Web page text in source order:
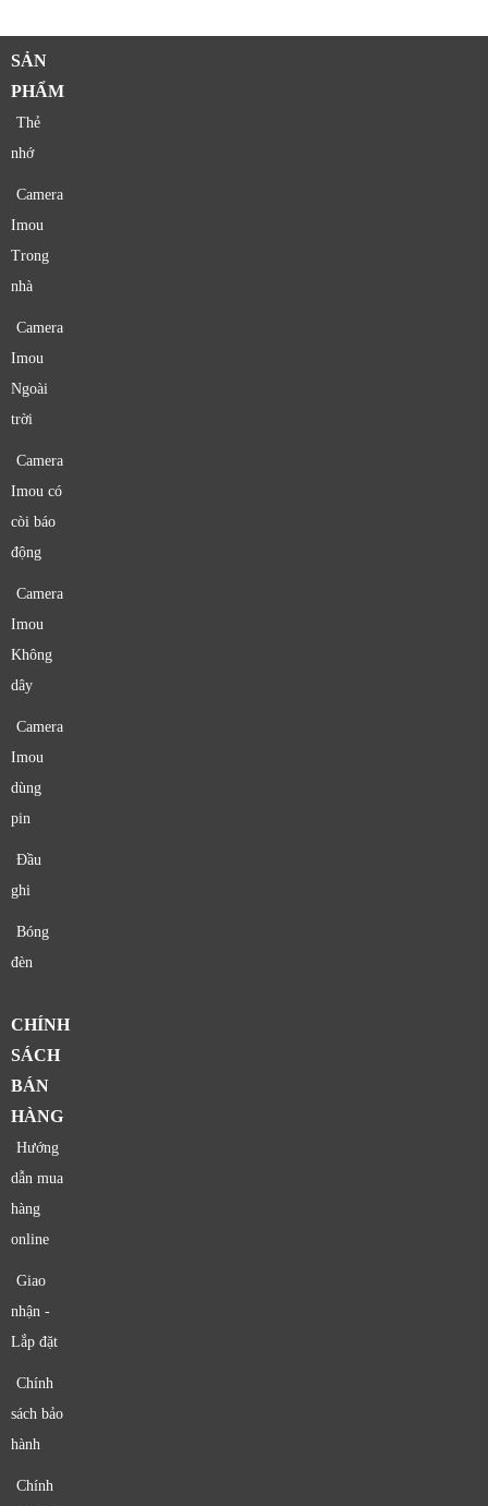
SẢN
PHẨM
Thẻ
nhớ
Camera
Imou
Trong
nhà
Camera
Imou
Ngoài
trời
Camera
Imou có
còi báo
động
Camera
Imou
Không
dây
Camera
Imou
dùng
pin
Đầu
ghi
Bóng
đèn
CHÍNH
SÁCH
BÁN
HÀNG
Hướng
dẫn mua
hàng
online
Giao
nhận -
Lắp đặt
Chính
sách bảo
hành
Chính